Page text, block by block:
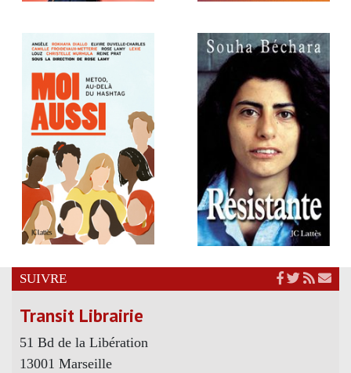
SUIVRE
Transit Librairie
51 Bd de la Libération
13001 Marseille